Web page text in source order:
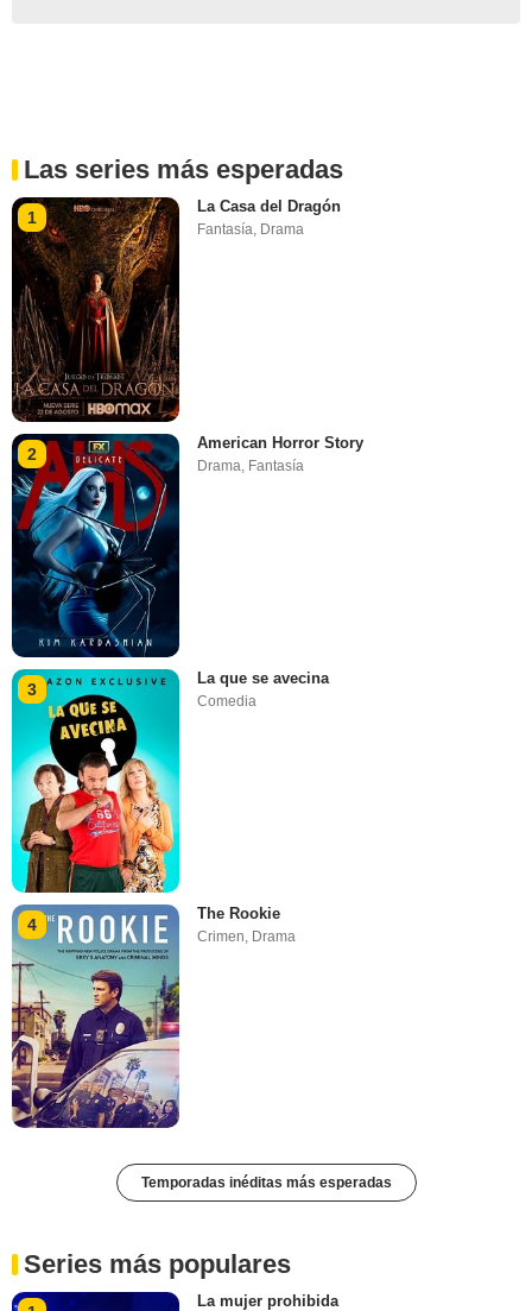
Las series más esperadas
1
La Casa del Dragón
Fantasía, Drama
2
American Horror Story
Drama Fantasía
3
La que se avecina
Comedia
4
The Rookie
Crimen, Drama
Temporadas inéditas más esperadas
Series más populares
La mujer prohibida